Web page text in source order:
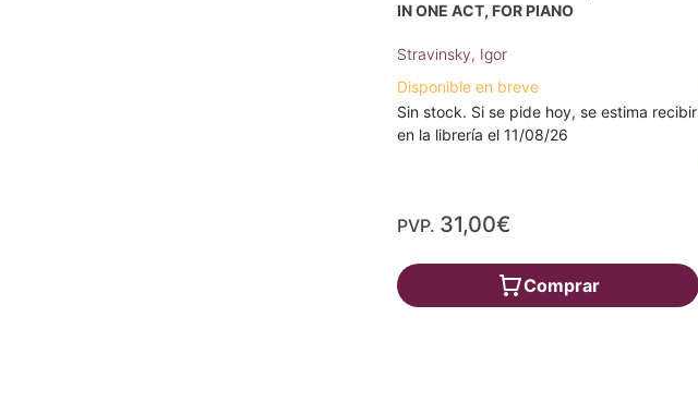
IN ONE ACT, FOR PIANO
Stravinsky, Igor
Disponible en breve
Sin stock. Si se pide hoy, se estima recibir
en la librería el 11/08/26
PVP. 31,00€
Comprar